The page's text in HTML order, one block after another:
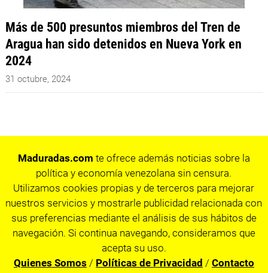
Más de 500 presuntos miembros del Tren de
Aragua han sido detenidos en Nueva York en
2024
31 octubre, 2024
Maduradas.com te ofrece además noticias sobre la
política y economía venezolana sin censura.
Utilizamos cookies propias y de terceros para mejorar
nuestros servicios y mostrarle publicidad relacionada con
sus preferencias mediante el análisis de sus hábitos de
navegación. Si continua navegando, consideramos que
acepta su uso.
Quienes Somos / Políticas de Privacidad / Contacto